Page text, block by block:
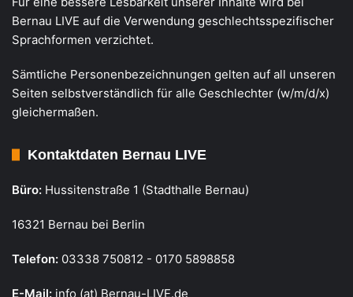
Bernau LIVE auf die Verwendung geschlechtsspezifischer
Sprachformen verzichtet.
Sämtliche Personenbezeichnungen gelten auf all unseren
Seiten selbstverständlich für alle Geschlechter (w/m/d/x)
gleichermaßen.
Kontaktdaten Bernau LIVE
Büro: Hussitenstraße 1 (Stadthalle Bernau)
16321 Bernau bei Berlin
Telefon: 03338 750812 - 0170 5898858
E-Mail: info (at) Bernau-LIVE.de